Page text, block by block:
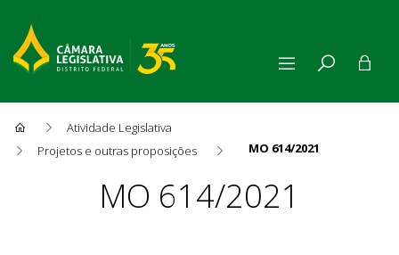
Atividade Legislativa
Projetos e outras proposições
MO 614/2021
ProposiçãoMO 614/2021